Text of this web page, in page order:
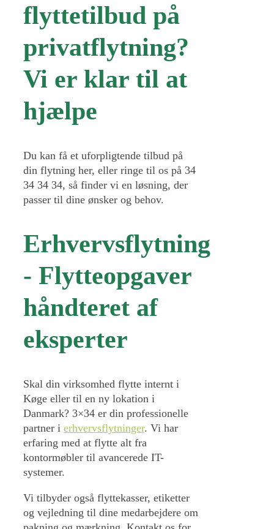
flyttetilbud på
privatflytning?
Vi er klar til at
hjælpe
Du kan få et uforpligtende tilbud på
din flytning her, eller ringe til os på 34
34 34 34, så finder vi en løsning, der
passer til dine ønsker og behov.
Erhvervsflytning
- Flytteopgaver
håndteret af
eksperter
Skal din virksomhed flytte internt i
Køge eller til en ny lokation i
Danmark? 3×34 er din professionelle
partner i erhvervsflytninger. Vi har
erfaring med at flytte alt fra
kontormøbler til avancerede IT-
systemer.
Vi tilbyder også flyttekasser, etiketter
og vejledning til dine medarbejdere om